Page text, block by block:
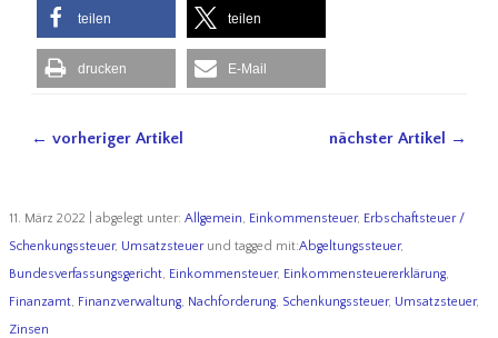
teilen teilen
drucken E-Mail
nächster Artikel →
← vorheriger Artikel
11. März 2022 | abgelegt unter: Allgemein, Einkommensteuer, Erbschaftsteuer /
Schenkungssteuer, Umsatzsteuerund tagged mit:Abgeltungssteuer,
Bundesverfassungsgericht, Einkommensteuer, Einkommensteuererklärung,
Finanzamt, Finanzverwaltung, Nachforderung, Schenkungssteuer, Umsatzsteuer,
Zinsen